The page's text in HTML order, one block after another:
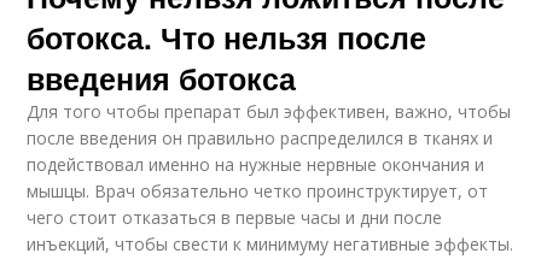
ботокса. Что нельзя после
введения ботокса
Для того чтобы препарат был эффективен, важно, чтобы
после введения он правильно распределился в тканях и
подействовал именно на нужные нервные окончания и
мышцы. Врач обязательно четко проинструктирует, от
чего стоит отказаться в первые часы и дни после
инъекций, чтобы свести к минимуму негативные эффекты.